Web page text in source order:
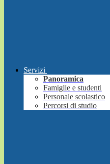
Servizi
Panoramica
Famiglie e studenti
Personale scolastico
Percorsi di studio